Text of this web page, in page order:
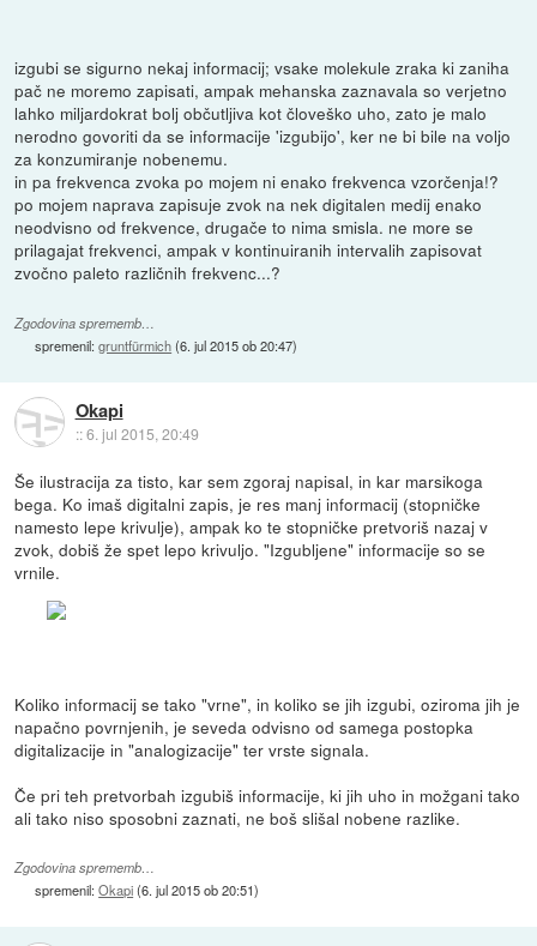
izgubi se sigurno nekaj informacij; vsake molekule zraka ki zaniha
pač ne moremo zapisati, ampak mehanska zaznavala so verjetno
lahko miljardokrat bolj občutljiva kot človeško uho, zato je malo
nerodno govoriti da se informacije 'izgubijo', ker ne bi bile na voljo
za konzumiranje nobenemu.
in pa frekvenca zvoka po mojem ni enako frekvenca vzorčenja!?
po mojem naprava zapisuje zvok na nek digitalen medij enako
neodvisno od frekvence, drugače to nima smisla. ne more se
prilagajat frekvenci, ampak v kontinuiranih intervalih zapisovat
zvočno paleto različnih frekvenc...?
Zgodovina sprememb…
spremenil:gruntfürmich(6. jul 2015 ob 20:47)
Okapi
::6. jul 2015, 20:49
Še ilustracija za tisto, kar sem zgoraj napisal, in kar marsikoga
bega. Ko imaš digitalni zapis, je res manj informacij (stopničke
namesto lepe krivulje), ampak ko te stopničke pretvoriš nazaj v
zvok, dobiš že spet lepo krivuljo. "Izgubljene" informacije so se
vrnile.
Koliko informacij se tako "vrne", in koliko se jih izgubi, oziroma jih je
napačno povrnjenih, je seveda odvisno od samega postopka
digitalizacije in "analogizacije" ter vrste signala.
Če pri teh pretvorbah izgubiš informacije, ki jih uho in možgani tako
ali tako niso sposobni zaznati, ne boš slišal nobene razlike.
Zgodovina sprememb…
spremenil:Okapi(6. jul 2015 ob 20:51)